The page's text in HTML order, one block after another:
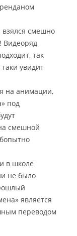
взялся смешно
Видеоряд
так
увидит
на анимации,
под
смешной
в школе
не было
является
переводом